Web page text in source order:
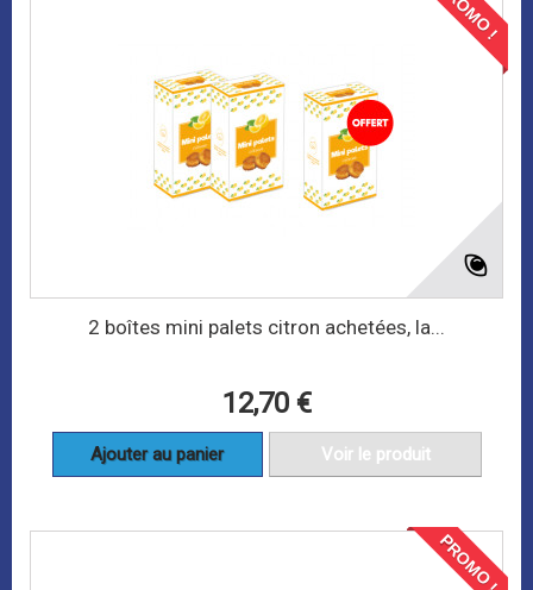
2 boîtes mini palets citron achetées, la...
12,70 €
Ajouter au panier Voir le produit
PROMO !